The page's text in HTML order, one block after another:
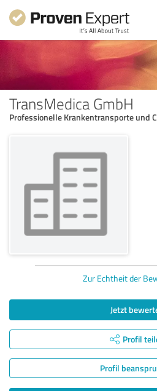
TransMedica GmbH
Professionelle Krankentransporte und
Zur Echtheit der
Jetzt
Profil
Profil